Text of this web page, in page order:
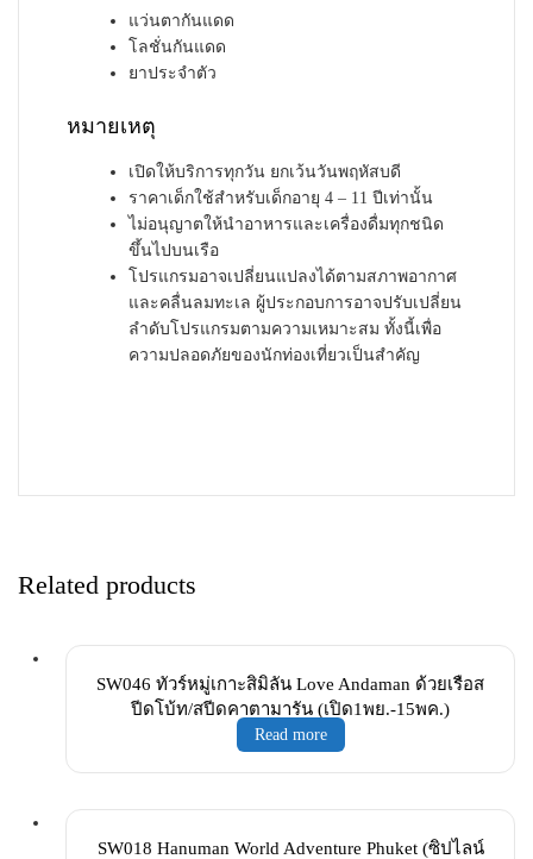
แว่นตากันแดด
โลชั่นกันแดด
ยาประจำตัว
หมายเหตุ
เปิดให้บริการทุกวัน ยกเว้นวันพฤหัสบดี
ราคาเด็กใช้สำหรับเด็กอายุ 4 – 11 ปีเท่านั้น
ไม่อนุญาตให้นำอาหารและเครื่องดื่มทุกชนิด
ขึ้นไปบนเรือ
โปรแกรมอาจเปลี่ยนแปลงได้ตามสภาพอากาศ
และคลื่นลมทะเล ผู้ประกอบการอาจปรับเปลี่ยน
ลำดับโปรแกรมตามความเหมาะสม ทั้งนี้เพื่อ
ความปลอดภัยของนักท่องเที่ยวเป็นสำคัญ
Related products
SW046 ทัวร์หมู่เกาะสิมิลัน Love Andaman ด้วยเรือส
ปีดโบ้ท/สปีดคาตามารัน (เปิด1พย.-15พค.)
Read more
SW018 Hanuman World Adventure Phuket (ซิปไลน์